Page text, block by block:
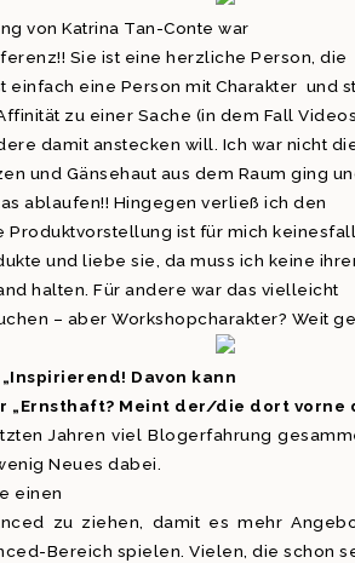
von Katrina Tan-Conte war
Sie ist eine herzliche Person, die
einfach eine Person mit Charakter und
zu einer Sache (in dem Fall
damit anstecken will. Ich war nicht
und Gänsehaut aus dem Raum ging
ablaufen!! Hingegen verließ ich den
Produktvorstellung ist für mich
und liebe sie, da muss ich keine
halten. Für andere war das vielleicht
– aber Workshopcharakter? Weit
„Inspirierend! Davon kann
„Ernsthaft? Meint der/die dort vorne
Jahren viel Blogerfahrung
Neues dabei.
einen
zu ziehen, damit es mehr
Bereich spielen. Vielen, die schon